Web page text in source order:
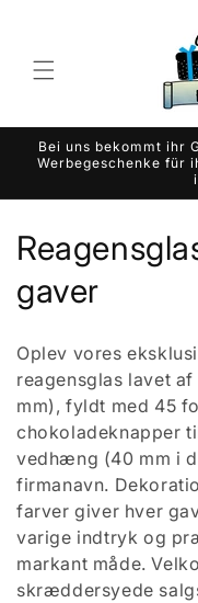
Bei uns bekommt ihr
Werbegeschenke für
K
o
l
e
k
t
i
o
gaver
Oplev vores
reagensglas lavet
mm), fyldt med 45
chokoladeknapper
vedhæng (40 mm i
firmanavn.
farver giver hver
varige indtryk og
markant måde.
skræddersyede